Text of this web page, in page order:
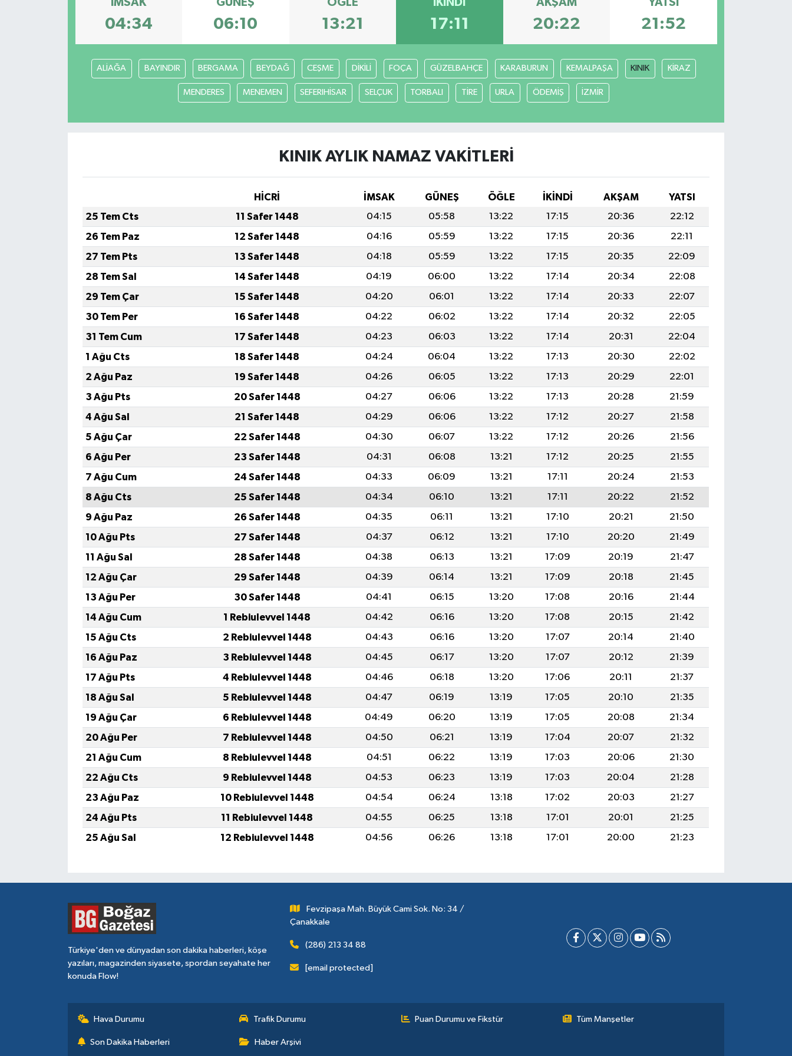
İMSAK
04:34
GÜNEŞ
06:10
ÖĞLE
13:21
İKINDI
17:11
AKŞAM
20:22
YATSI
21:52
ALİAĞA BAYINDIR BERGAMA BEYDAĞ CEŞME DİKİLİ FOÇA GÜZELBAHÇE KARABURUN KEMALPAŞA KINIK KİRAZ
MENDERES MENEMEN SEFERIHİSAR SELÇUK TORBALI TİRE URLA ÖDEMİŞ İZMİR
KINIK AYLIK NAMAZ VAKITLERI
HİCRİ İMSAK GÜNEŞ ÖĞLE İKINDI AKŞAM
YATSI
25 Tem Cts
11 Safer 1448 04:15 05:58 13:22 17:15 20:36
22:12
26 Tem Paz
12 Safer 1448 04:16 05:59 13:22 17:15 20:36
22:11
27 Tem Pts
13 Safer 1448 04:18 05:59 13:22 17:15 20:35
22:09
28 Tem Sal
14 Safer 1448 04:19 06:00 13:22 17:14 20:34
22:08
29 Tem Çar
15 Safer 1448 04:20 06:01 13:22 17:14 20:33
22:07
30 Tem Per
16 Safer 1448 04:22 06:02 13:22 17:14 20:32
22:05
31 Tem Cum
17 Safer 1448 04:23 06:03 13:22 17:14 20:31
22:04
1 Ağu Cts
18 Safer 1448 04:24 06:04 13:22 17:13 20:30
22:02
2 Ağu Paz
19 Safer 1448 04:26 06:05 13:22 17:13 20:29
22:01
3 Ağu Pts
20 Safer 1448 04:27 06:06 13:22 17:13 20:28
21:59
4 Ağu Sal
21 Safer 1448 04:29 06:06 13:22 17:12 20:27
21:58
5 Ağu Çar
22 Safer 1448 04:30 06:07 13:22 17:12 20:26
21:56
6 Ağu Per
23 Safer 1448 04:31 06:08 13:21 17:12 20:25
21:55
7 Ağu Cum
24 Safer 1448 04:33 06:09 13:21 17:11 20:24
21:53
8 Ağu Cts
25 Safer 1448 04:34 06:10 13:21 17:11 20:22
21:52
9 Ağu Paz
26 Safer 1448 04:35 06:11 13:21 17:10 20:21
21:50
10 Ağu Pts
27 Safer 1448 04:37 06:12 13:21 17:10 20:20
21:49
11 Ağu Sal
28 Safer 1448 04:38 06:13 13:21 17:09 20:19
21:47
12 Ağu Çar
29 Safer 1448 04:39 06:14 13:21 17:09 20:18
21:45
13 Ağu Per
30 Safer 1448 04:41 06:15 13:20 17:08 20:16
21:44
14 Ağu Cum
1 Rebiulevvel 1448 04:42 06:16 13:20 17:08 20:15
21:42
15 Ağu Cts
2 Rebiulevvel 1448 04:43 06:16 13:20 17:07 20:14
21:40
16 Ağu Paz
3 Rebiulevvel 1448 04:45 06:17 13:20 17:07 20:12
21:39
17 Ağu Pts
4 Rebiulevvel 1448 04:46 06:18 13:20 17:06 20:11
21:37
18 Ağu Sal
5 Rebiulevvel 1448 04:47 06:19 13:19 17:05 20:10
21:35
19 Ağu Çar
6 Rebiulevvel 1448 04:49 06:20 13:19 17:05 20:08
21:34
20 Ağu Per
7 Rebiulevvel 1448 04:50 06:21 13:19 17:04 20:07
21:32
21 Ağu Cum
8 Rebiulevvel 1448 04:51 06:22 13:19 17:03 20:06
21:30
22 Ağu Cts
9 Rebiulevvel 1448 04:53 06:23 13:19 17:03 20:04
21:28
23 Ağu Paz
10 Rebiulevvel 1448 04:54 06:24 13:18 17:02 20:03
21:27
24 Ağu Pts
11 Rebiulevvel 1448 04:55 06:25 13:18 17:01 20:01
21:25
25 Ağu Sal
12 Rebiulevvel 1448 04:56 06:26 13:18 17:01 20:00 21:23
Türkiye'den ve dünyadan son dakika haberleri, köşe
yazıları, magazinden siyasete, spordan seyahate her
konuda Flow!
Fevzipaşa Mah. Büyük Cami Sok. No: 34 /
Çanakkale
(286) 213 34 88
[email protected]
Hava Durumu Trafik Durumu Puan Durumu ve Fikstür Tüm Manşetler
Son Dakika Haberleri Haber Arşivi